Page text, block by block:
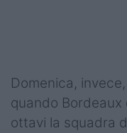
Domenica,
quando Bordeaux
ottavi la squadra